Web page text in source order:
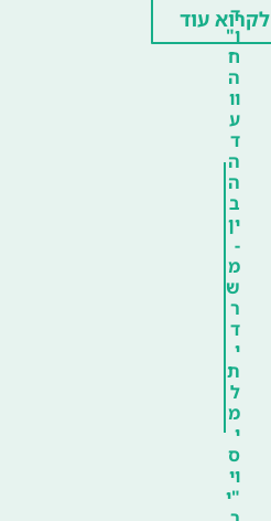
ד
ו"
ח
ה
וו
ע
ד
ה
ה
ב
ין
-
מ
ש
ר
ד
י
ת
ל
מ
י
ס
וי
"י
לקרוא עוד